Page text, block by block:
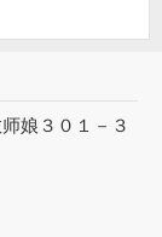
娘３０１－３